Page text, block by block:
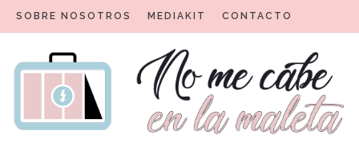
SOBRE NOSOTROS MEDIAKIT CONTACTO
No me cabe en la maleta
Un blog para viajeros con encanto